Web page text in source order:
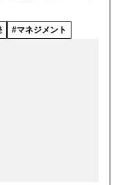
マネジメント